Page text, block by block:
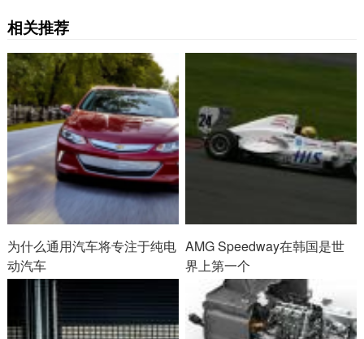
相关推荐
为什么通用汽车将专注于纯电
动汽车
AMG Speedway在韩国是世
界上第一个